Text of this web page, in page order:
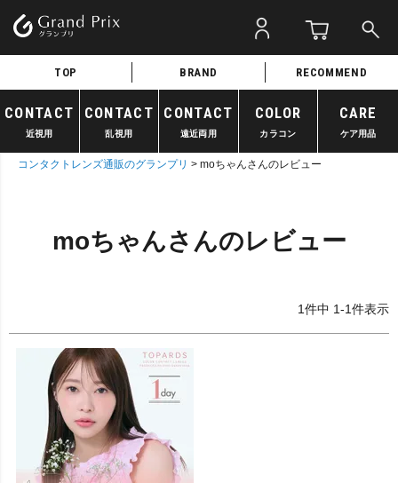
TOP BRAND RECOMMEND
CONTACT
近視用
CONTACT
乱視用
CONTACT
遠近両用
COLOR
カラコン
CARE
ケア用品
コンタクトレンズ通販のグランプリ moちゃんさんのレビュー
moちゃんさんのレビュー
1件中 1-1件表示